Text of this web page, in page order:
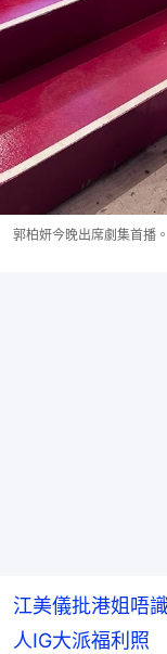
郭柏妍今晚出席劇集首播
江美儀批港姐唔
人IG大派福利照